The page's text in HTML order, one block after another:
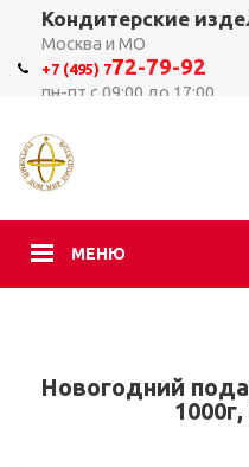
Кондитерские
Москва и МО
+7 (495) 772-79-92
пн-пт с 09:00 до 17:00
МЕНЮ
Новогодний